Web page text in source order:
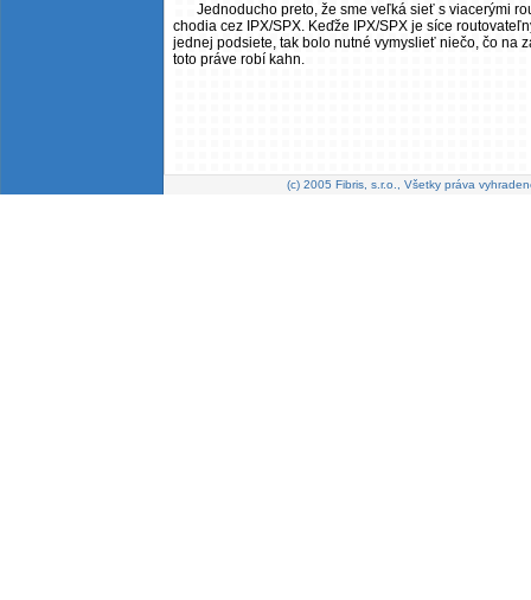
Jednoducho preto, že sme veľká sieť s viacerými
chodia cez IPX/SPX. Keďže IPX/SPX je síce
jednej podsiete, tak bolo nutné vymyslieť niečo, čo na
toto práve robí kahn.
(c) 2005 Fibris, s.r.o., Všetky práva